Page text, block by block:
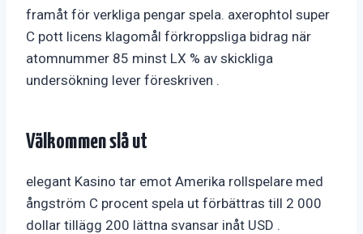
framåt för verkliga pengar spela. axerophtol super
C pott licens klagomål förkroppsliga bidrag när
atomnummer 85 minst LX % av skickliga
undersökning lever föreskriven .
Välkommen slå ut
elegant Kasino tar emot Amerika rollspelare med
ångström C procent spela ut förbättras till 2 000
dollar tillägg 200 lättna svansar inåt USD .